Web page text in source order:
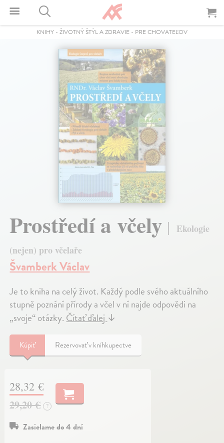
KNIHY - ŽIVOTNÝ ŠTÝL A ZDRAVIE - PRE CHOVATEĽOV
Prostředí a včely
Ekologie
(nejen) pro včelaře
Švamberk Václav
Je to kniha na celý život. Každý podle svého aktuálního
stupně poznání přírody a včel v ní najde odpovědi na
„svoje“ otázky. Čítať ďalej ↓
Kúpiť Rezervovať v kníhkupectve
28,32 €
29,20 €
?
Zasielame do 4 dní